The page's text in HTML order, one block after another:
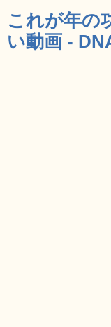
これが年の
い動画 -